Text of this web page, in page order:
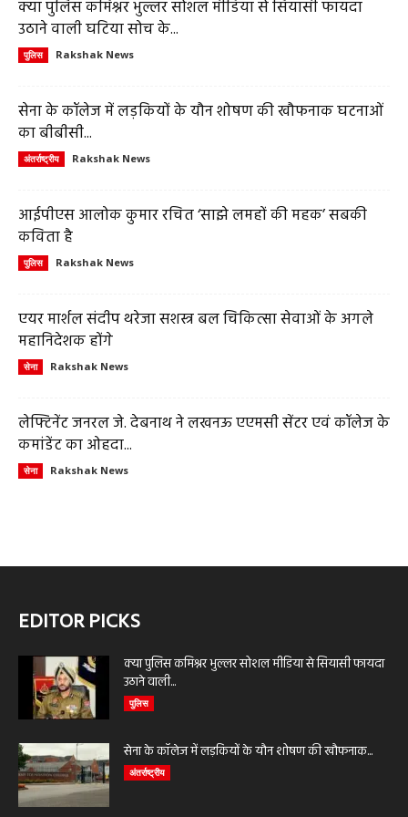
क्या पुलिस कमिश्नर भुल्लर सोशल मीडिया से सियासी फायदा
उठाने वाली घटिया सोच के...
पुलिस Rakshak News
सेना के कॉलेज में लड़कियों के यौन शोषण की खौफनाक घटनाओं
का बीबीसी...
अंतर्राष्ट्रीय Rakshak News
आईपीएस आलोक कुमार रचित ‘साझे लमहों की महक’ सबकी
कविता है
पुलिस Rakshak News
एयर मार्शल संदीप थरेजा सशस्त्र बल चिकित्सा सेवाओं के अगले
महानिदेशक होंगे
सेना Rakshak News
लेफ्टिनेंट जनरल जे. देबनाथ ने लखनऊ एएमसी सेंटर एवं कॉलेज के
कमांडेंट का ओहदा...
सेना Rakshak News
EDITOR PICKS
क्या पुलिस कमिश्नर भुल्लर सोशल मीडिया से सियासी फायदा
उठाने वाली...
पुलिस
सेना के कॉलेज में लड़कियों के यौन शोषण की खौफनाक...
अंतर्राष्ट्रीय